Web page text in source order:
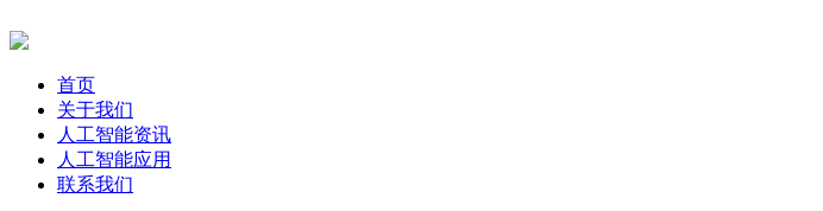
首页
关于我们
人工智能资讯
人工智能应用
联系我们